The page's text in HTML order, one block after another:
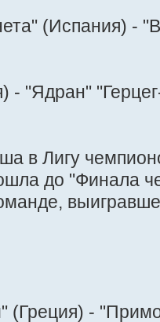
(Испания) -
- "Ядран"
в Лигу
до "Финала
(Греция) -